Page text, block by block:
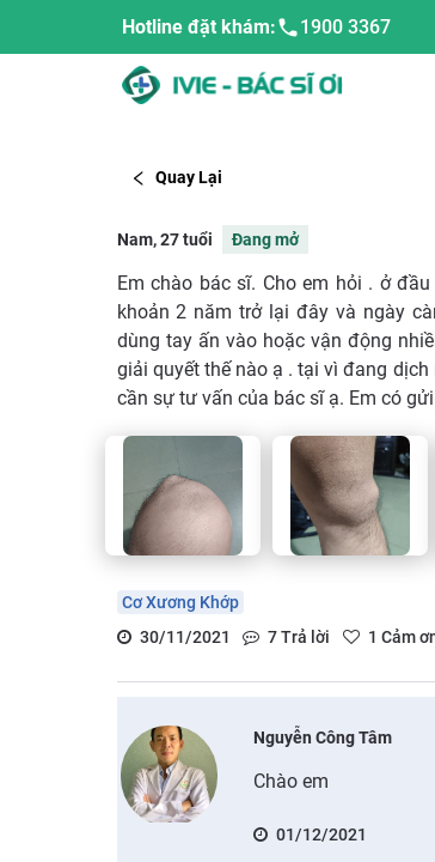
Hotline đặt khám: 1900 3367
Quay Lại
Nam, 27 tuổi Đang mở
Em chào bác sĩ. Cho em hỏi . ở
khoản 2 năm trở lại đây và ngày
dùng tay ấn vào hoặc vận động
giải quyết thế nào ạ . tại vì đang
cần sự tư vấn của bác sĩ ạ. Em có
Cơ Xương Khớp
30/11/2021
7Trả lời 1 Cảm
Nguyễn Công Tâm
Chào em
01/12/2021